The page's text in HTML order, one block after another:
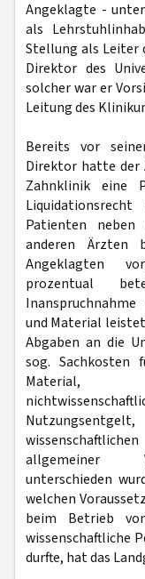
Angeklagte -
als
Stellung als Leiter
Direktor des
solcher war er
Leitung des
Bereits vor
Direktor hatte der
Zahnklinik eine
Patienten
anderen Ärzten
Angeklagten
prozentual
und Material
Abgaben an die
sog. Sachkosten
Material,
allgemeiner
unterschieden
welchen
beim Betrieb
wissenschaftliche
durfte, hat das